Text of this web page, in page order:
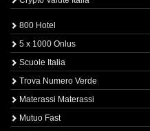
800 Hotel
5 x 1000 Onlus
Scuole Italia
Trova Numero Verde
Materassi Materassi
Mutuo Fast